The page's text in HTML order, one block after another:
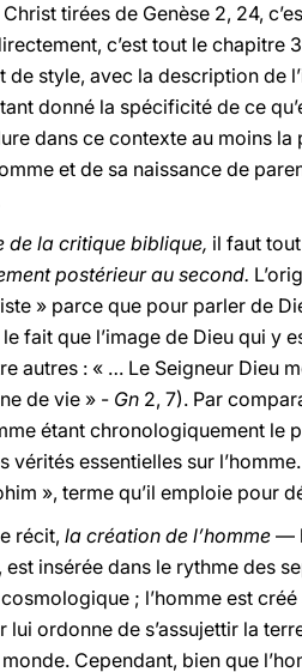
tirées de Genèse 2, 24,
c’est tout le chapitre
de style, avec la description de
donné la spécificité de ce
dans ce contexte au moins
et de sa naissance de
de la critique biblique, il faut
postérieur au second.
» parce que pour parler de
fait que l’image de Dieu qui y
autres : « … Le Seigneur Dieu
de vie » - Gn 2, 7). Par
étant chronologiquement le
vérités essentielles sur
», terme qu’il emploie pour
récit, la création de l’homme —
est insérée dans le rythme des
; l’homme est
lui ordonne de s’assujettir la
Cependant, bien que